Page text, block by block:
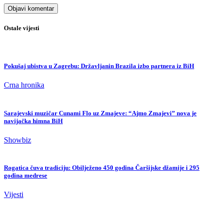
Ostale vijesti
Pokušaj ubistva u Zagrebu: Državljanin Brazila izbo partnera iz BiH
Crna hronika
Sarajevski muzičar Cunami Flo uz Zmajeve: “Ajmo Zmajevi” nova je
navijačka himna BiH
Showbiz
Rogatica čuva tradiciju: Obilježeno 450 godina Čaršijske džamije i 295
godina medrese
Vijesti